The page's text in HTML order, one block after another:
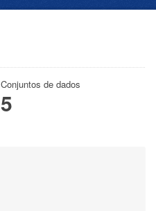
Conjuntos de dados
5